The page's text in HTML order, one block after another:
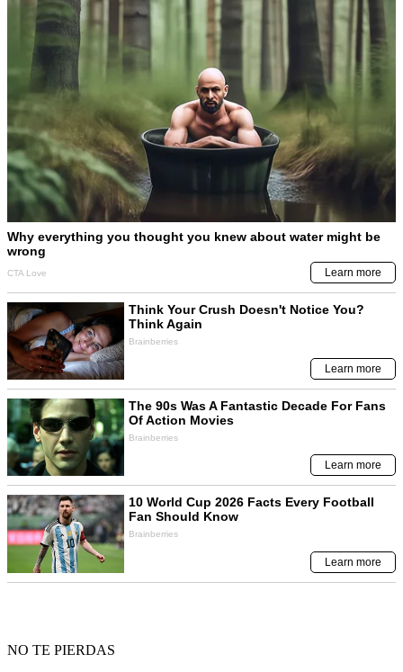
NO TE PIERDAS